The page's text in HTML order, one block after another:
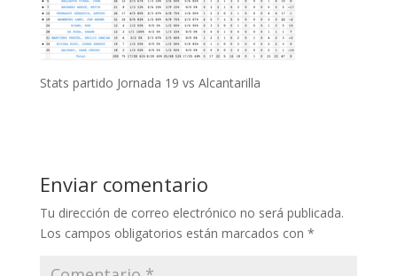
Stats partido Jornada 19 vs Alcantarilla
Enviar comentario
Tu dirección de correo electrónico no será publicada.
Los campos obligatorios están marcados con *